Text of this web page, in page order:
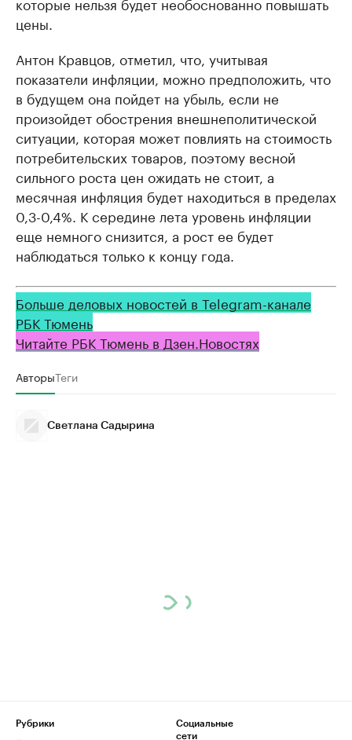
цены.
Антон Кравцов, отметил, что, учитывая
показатели инфляции, можно предположить, что
в будущем она пойдет на убыль, если не
произойдет обострения внешнеполитической
ситуации, которая может повлиять на стоимость
потребительских товаров, поэтому весной
сильного роста цен ожидать не стоит, а
месячная инфляция будет находиться в пределах
0,3-0,4%. К середине лета уровень инфляции
еще немного снизится, а рост ее будет
наблюдаться только к концу года.
Больше деловых новостей в Telegram-канале
РБК Тюмень
Читайте РБК Тюмень в Дзен.Новостях
АвторыТеги
Светлана Садырина
Рубрики
Социальные
сети